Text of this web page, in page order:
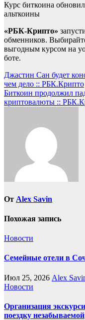
Курс биткоина
альткоины
«РБК-Крипто»
обменников.
выгодным курсом на
боте.
Навигация
по
записям
Джастин Сан будет
чем дело :: РБК.Крипто
Биткоин продолжил
криптовалюты ::
От Alex Savin
Похожая запись
Новости
Семейные отели в
Июл 25, 2026 Alex
Новости
Организация
поездку незабываемой